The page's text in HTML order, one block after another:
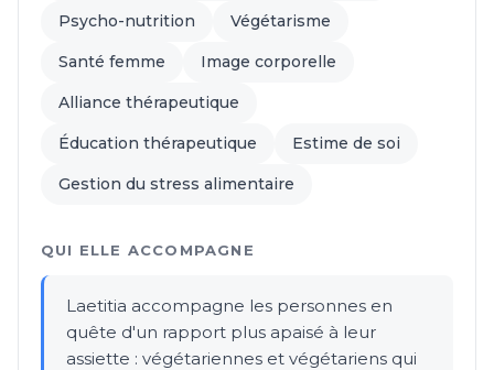
Psycho-nutrition Végétarisme
Santé femme Image corporelle
Alliance thérapeutique
Éducation thérapeutique Estime de soi
Gestion du stress alimentaire
QUI ELLE ACCOMPAGNE
Laetitia accompagne les personnes en
quête d'un rapport plus apaisé à leur
assiette : végétariennes et végétariens qui